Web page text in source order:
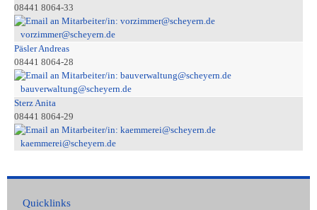
08441 8064-33
vorzimmer@scheyern.de
Päsler Andreas
08441 8064-28
bauverwaltung@scheyern.de
Sterz Anita
08441 8064-29
kaemmerei@scheyern.de
Quicklinks